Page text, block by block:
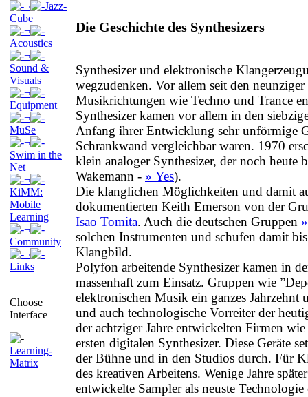
¬
Jazz-
Cube
¬
Acoustics
¬
Sound &
Visuals
¬
Equipment
¬
MuSe
¬
Swim in the
Net
¬
KiMM:
Mobile
Learning
¬
Community
¬
Links
Choose
Interface
Learning-
Matrix
Die Geschichte des Synthesizers
Synthesizer und elektronische
wegzudenken. Vor allem seit den
Musikrichtungen wie Techno und Trance
Synthesizer kamen vor allem in den
Anfang ihrer Entwicklung sehr unförmige
Schrankwand vergleichbar waren. 1970
klein analoger Synthesizer, der noch
Wakemann - » Yes).
Die klanglichen Möglichkeiten und damit
dokumentierten Keith Emerson von der
Isao Tomita. Auch die deutschen Gruppen
solchen Instrumenten und schufen damit
Klangbild.
Polyfon arbeitende Synthesizer kamen in
massenhaft zum Einsatz. Gruppen wie
elektronischen Musik ein ganzes
und auch technologische Vorreiter der
der achtziger Jahre entwickelten Firmen
ersten digitalen Synthesizer. Diese Geräte
der Bühne und in den Studios durch. Für
des kreativen Arbeitens. Wenige Jahre
entwickelte Sampler als neuste